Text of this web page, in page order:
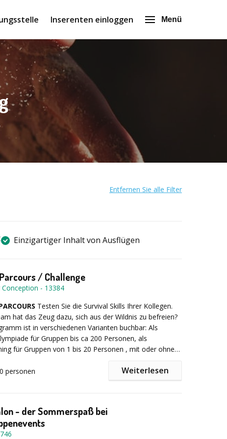
Inserenten einloggen Menü
Entfernen Sie alle Filter
Einzigartiger Inhalt von Ausflügen
/ Challenge
- 13384
Testen Sie die Survival Skills Ihrer Kollegen.
hat das Zeug dazu, sich aus der Wildnis zu befreien?
ist in verschiedenen Varianten buchbar: Als
für Gruppen bis ca 200 Personen, als
für Gruppen von 1 bis 20 Personen , mit oder ohne
Teilen Sie uns einfach Ihre Wünsche mit.
sich auf einen spannenden Outdoor Parcours, der den
unterschiedlichste Fähigkeiten abverlangt. Welches
meisten Punkte bei der Jagd mit der Zwille? Kann die
personen Weiterlesen
- der Sommerspaß bei